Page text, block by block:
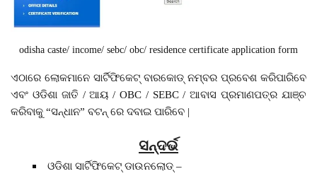
odisha caste/ income/ sebc/ obc/ residence certificate application form
ଏଠାରେ ଲୋକମାନେ ସାର୍ଟିଫିକେଟ୍ ବାରକୋଡ୍ ନମ୍ବର ପ୍ରବେଶ କରିପାରିବେ
ଏବଂ ଓଡିଶା ଜାତି / ଆୟ / OBC / SEBC / ଆବାସ ପ୍ରମାଣପତ୍ର ଯାଞ୍ଚ
କରିବାକୁ “ସନ୍ଧାନ” ବଟନ୍ ରେ ଦବାଇ ପାରିବେ |
ସନ୍ଦର୍ଭ
ଓଡିଶା ସାର୍ଟିଫିକେଟ୍ ଡାଉନଲୋଡ୍ –